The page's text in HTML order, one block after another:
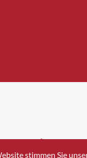
+41 43
stimmen Sie